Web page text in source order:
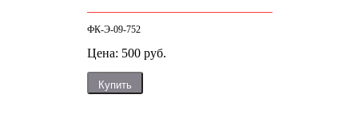
ФК-Э-09-752
Цена: 500 руб.
Купить